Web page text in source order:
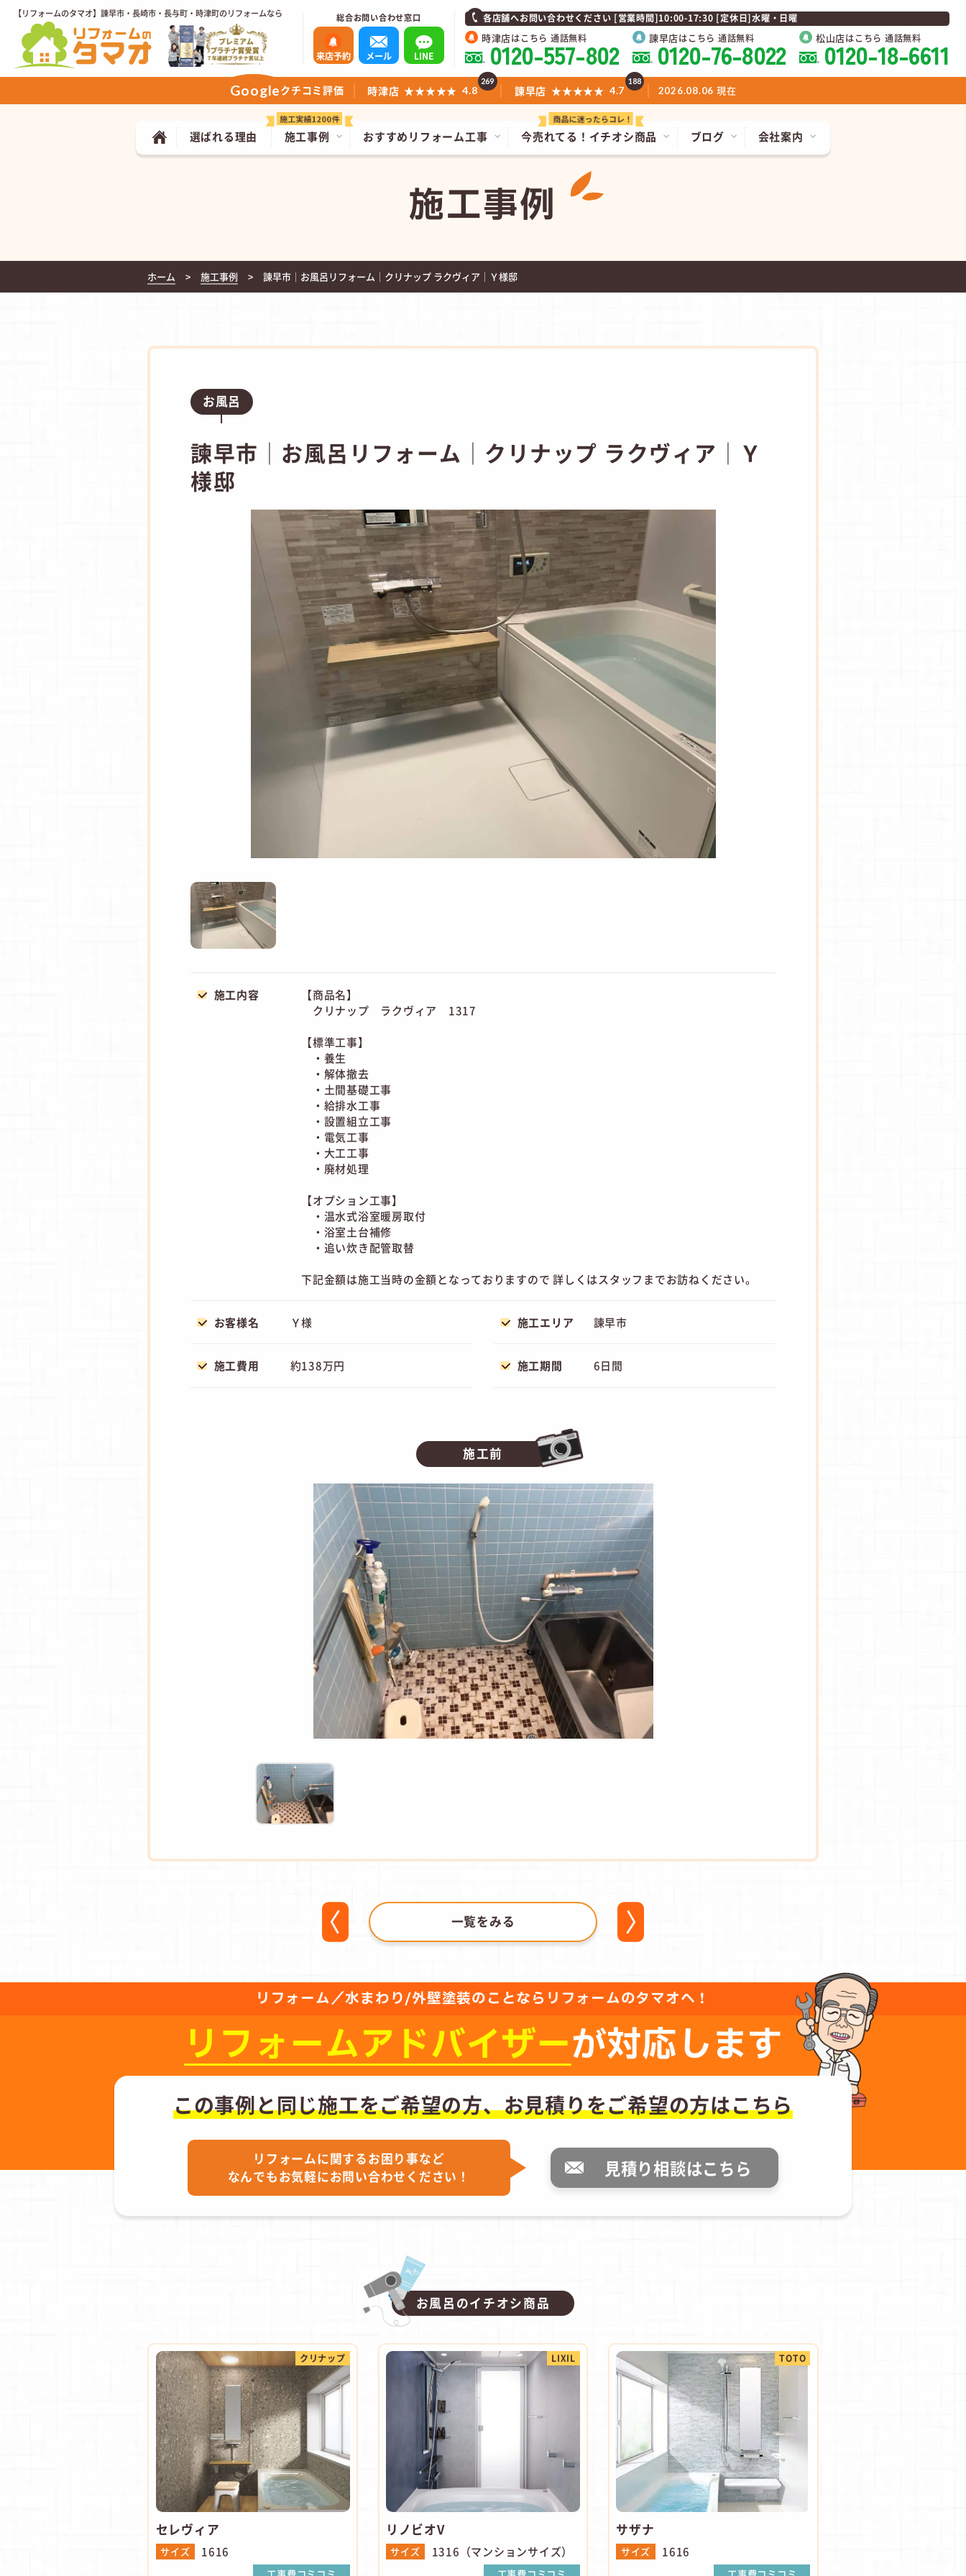
【リフォームのタマオ】諫早市・長崎市・長与町・時津町のリフォームなら 総合お問い合わせ窓口
来店予約 メール LINE
各店舗へお問い合わせください [営業時間]10:00-17:30 [定休日]水曜・日曜
時津店はこちら 通話無料
0120-557-802 諫早店はこちら 通話無料
0120-76-8022 松山店はこちら 通話無料
0120-18-6611
今売れてる！ イチオシ商品
施工事例 おすすめリフォーム工事
選ばれる理由 ブログ 会社案内
Googleクチコミ評価 時津店 ★★★★★ 4.8
269
諫早店 ★★★★★ 4.7
188
2026.08.06 現在
施工事例
ホーム 施工事例 諫早市│お風呂リフォーム│クリナップ ラクヴィア│Ｙ様邸
お風呂
諫早市│お風呂リフォーム│クリナップ ラクヴィア│Ｙ
様邸
施工内容
【商品名】
クリナップ ラクヴィア 1317
【標準工事】
・養生
・解体撤去
・土間基礎工事
・給排水工事
・設置組立工事
・電気工事
・大工工事
・廃材処理
【オプション工事】
・温水式浴室暖房取付
・浴室土台補修
・追い炊き配管取替
下記金額は施工当時の金額となっておりますので 詳しくはスタッフまでお訪ねください。
お客様名 Ｙ様 施工エリア 諫早市
施工費用 約138万円 施工期間 6日間
施工前
一覧をみる
リフォーム／水まわり/外壁塗装のことならリフォームのタマオへ！
リフォームアドバイザーが対応します
この事例と同じ施工をご希望の方、お見積りをご希望の方はこちら
リフォームに関するお困り事など
なんでもお気軽にお問い合わせください！
見積り相談はこちら
お風呂のイチオシ商品
クリナップ
セレヴィア
サイズ 1616
LIXIL
リノビオV
サイズ 1316（マンションサイズ）
TOTO
サザナ
サイズ 1616